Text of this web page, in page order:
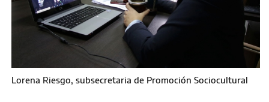
Lorena Riesgo, subsecretaria de Promoción Sociocultural